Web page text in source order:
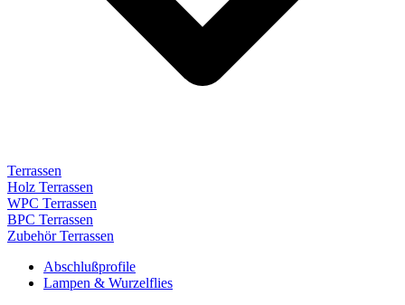
Terrassen
Holz Terrassen
WPC Terrassen
BPC Terrassen
Zubehör Terrassen
Abschlußprofile
Lampen & Wurzelflies